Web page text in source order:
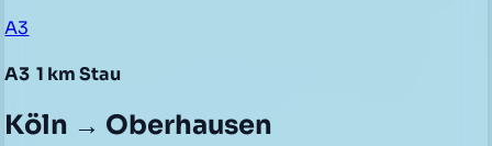
A3
A3 1 km Stau
Köln → Oberhausen